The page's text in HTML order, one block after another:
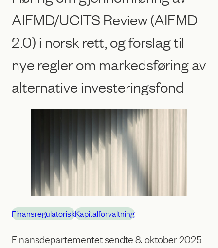
AIFMD/UCITS Review (AIFMD
2.0) i norsk rett, og forslag til
nye regler om markedsføring av
alternative investeringsfond
FinansregulatoriskKapitalforvaltning
Finansdepartementet sendte 8. oktober 2025